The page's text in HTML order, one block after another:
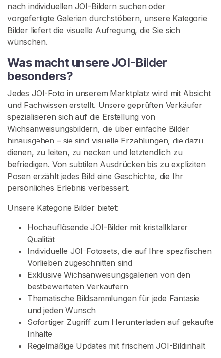
nach individuellen JOI-Bildern suchen oder
vorgefertigte Galerien durchstöbern, unsere Kategorie
Bilder liefert die visuelle Aufregung, die Sie sich
wünschen.
Was macht unsere JOI-Bilder
besonders?
Jedes JOI-Foto in unserem Marktplatz wird mit Absicht
und Fachwissen erstellt. Unsere geprüften Verkäufer
spezialisieren sich auf die Erstellung von
Wichsanweisungsbildern, die über einfache Bilder
hinausgehen – sie sind visuelle Erzählungen, die dazu
dienen, zu leiten, zu necken und letztendlich zu
befriedigen. Von subtilen Ausdrücken bis zu expliziten
Posen erzählt jedes Bild eine Geschichte, die Ihr
persönliches Erlebnis verbessert.
Unsere Kategorie Bilder bietet:
Hochauflösende JOI-Bilder mit kristallklarer
Qualität
Individuelle JOI-Fotosets, die auf Ihre spezifischen
Vorlieben zugeschnitten sind
Exklusive Wichsanweisungsgalerien von den
bestbewerteten Verkäufern
Thematische Bildsammlungen für jede Fantasie
und jeden Wunsch
Sofortiger Zugriff zum Herunterladen auf gekaufte
Inhalte
Regelmäßige Updates mit frischem JOI-Bildinhalt
S
u
h
e
n
e
n
a
c
h
e
r